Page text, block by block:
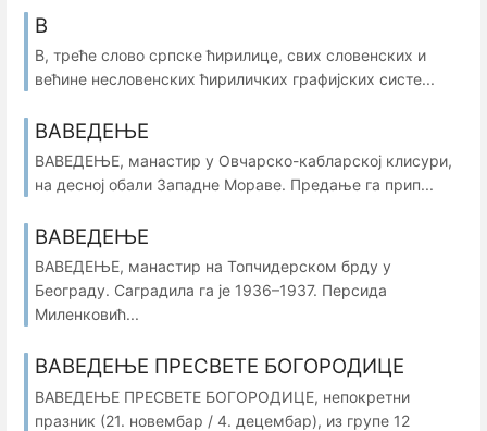
В
В, треће слово српске ћирилице, свих словенских и
већине несловенских ћириличких графијских систе...
ВАВЕДЕЊЕ
ВАВЕДЕЊЕ, манастир у Овчарско-кабларској клисури,
на десној обали Западне Мораве. Предање га прип...
ВАВЕДЕЊЕ
ВАВЕДЕЊЕ, манастир на Топчидерском брду у
Београду. Саградила га је 1936–1937. Персида
Миленковић...
ВАВЕДЕЊЕ ПРЕСВЕТЕ БОГОРОДИЦЕ
ВАВЕДЕЊЕ ПРЕСВЕТЕ БОГОРОДИЦЕ, непокретни
празник (21. новембар / 4. децембар), из групе 12